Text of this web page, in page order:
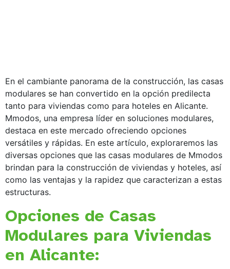
En el cambiante panorama de la construcción, las casas
modulares se han convertido en la opción predilecta
tanto para viviendas como para hoteles en Alicante.
Mmodos, una empresa líder en soluciones modulares,
destaca en este mercado ofreciendo opciones
versátiles y rápidas. En este artículo, exploraremos las
diversas opciones que las casas modulares de Mmodos
brindan para la construcción de viviendas y hoteles, así
como las ventajas y la rapidez que caracterizan a estas
estructuras.
Opciones de Casas
Modulares para Viviendas
en Alicante: